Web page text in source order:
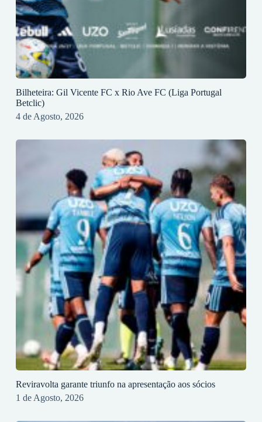
Bilheteira: Gil Vicente FC x Rio Ave FC (Liga Portugal
Betclic)
4 de Agosto, 2026
Reviravolta garante triunfo na apresentação aos sócios
1 de Agosto, 2026